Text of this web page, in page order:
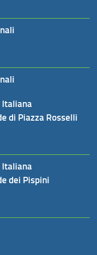
Italiana
di Piazza Rosselli
Italiana
dei Pispini